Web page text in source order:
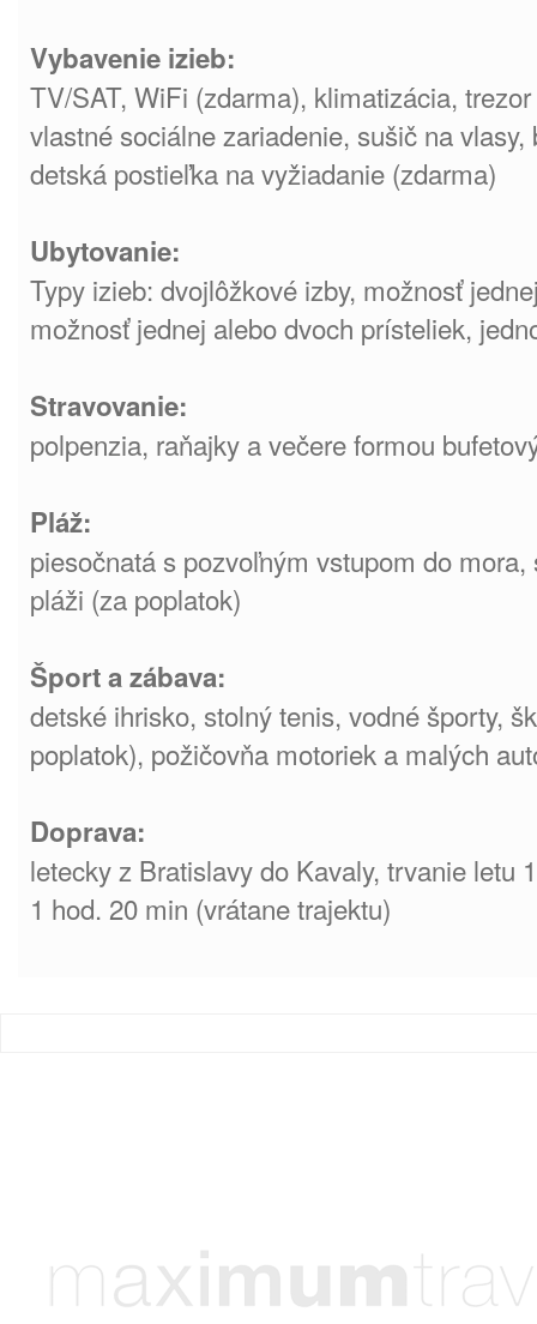
Vybavenie izieb:
TV/SAT, WiFi (zdarma), klimatizácia,
vlastné sociálne zariadenie, sušič na
detská postieľka na vyžiadanie (zdarma)
Ubytovanie:
Typy izieb: dvojlôžkové izby, možnosť
možnosť jednej alebo dvoch prísteliek,
Stravovanie:
polpenzia, raňajky a večere formou
Pláž:
piesočnatá s pozvoľným vstupom do
pláži (za poplatok)
Šport a zábava:
detské ihrisko, stolný tenis, vodné športy,
poplatok), požičovňa motoriek a malých
Doprava:
letecky z Bratislavy do Kavaly, trvanie letu
1 hod. 20 min (vrátane trajektu)